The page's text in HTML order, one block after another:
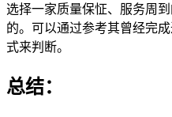
选择一家质量保怔、服务周
的。可以通过参考其曾经完
式来判断。
总结：